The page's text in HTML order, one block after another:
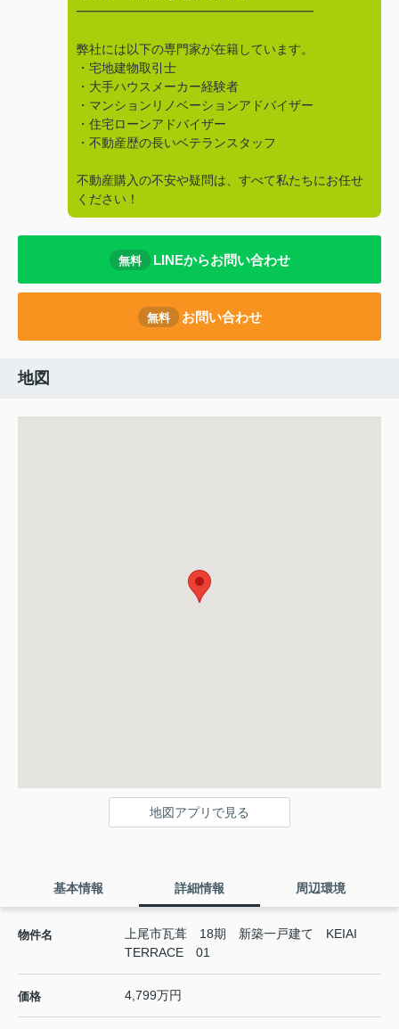
━━━━━━━━━━━━━━━━━━━
弊社には以下の専門家が在籍しています。
・宅地建物取引士
・大手ハウスメーカー経験者
・マンションリノベーションアドバイザー
・住宅ローンアドバイザー
・不動産歴の長いベテランスタッフ
不動産購入の不安や疑問は、すべて私たちにお任せ
ください！
無料 LINEからお問い合わせ
無料 お問い合わせ
地図
地図アプリで見る
基本情報 詳細情報 周辺環境
物件名
上尾市瓦葺 18期 新築一戸建て KEIAI
TERRACE 01
価格 4,799万円